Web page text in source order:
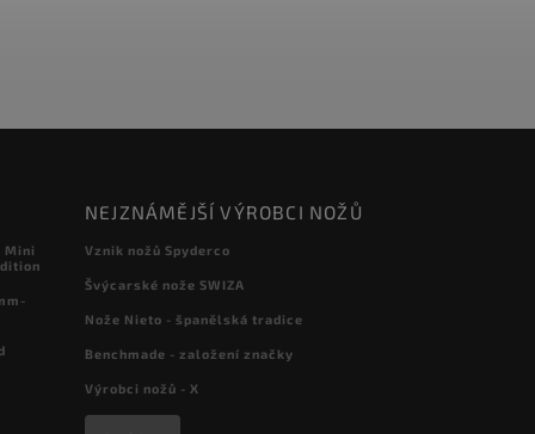
Mini
NEJZNÁMĚJŠÍ VÝROBCI NOŽŮ
Vznik nožů Spyderco
Švýcarské nože SWIZA
Nože Nieto - španělská tradice
Benchmade - založení značky
Výrobci nožů - X